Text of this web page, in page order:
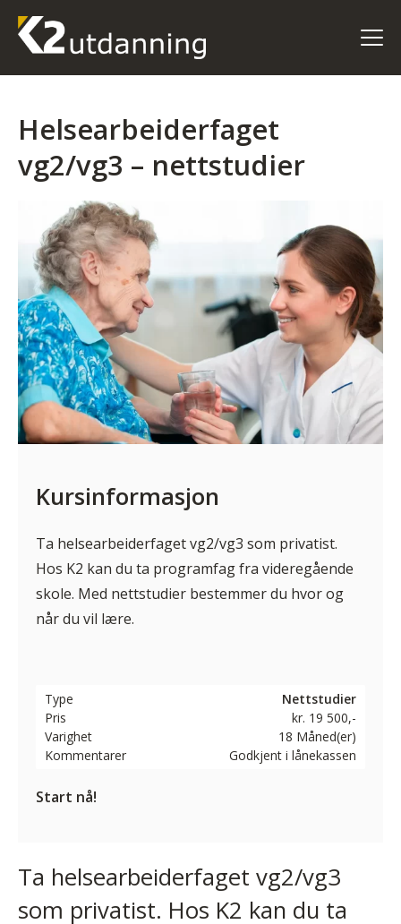
Helsearbeiderfaget
vg2/vg3 – nettstudier
Kursinformasjon
Ta helsearbeiderfaget vg2/vg3 som privatist.
Hos K2 kan du ta programfag fra videregående
skole. Med nettstudier bestemmer du hvor og
når du vil lære.
Type
Nettstudier
Pris
kr. 19 500,-
Varighet
18 Måned(er)
Kommentarer
Godkjent i lånekassen
Start nå!
Ta helsearbeiderfaget vg2/vg3
som privatist. Hos K2 kan du ta